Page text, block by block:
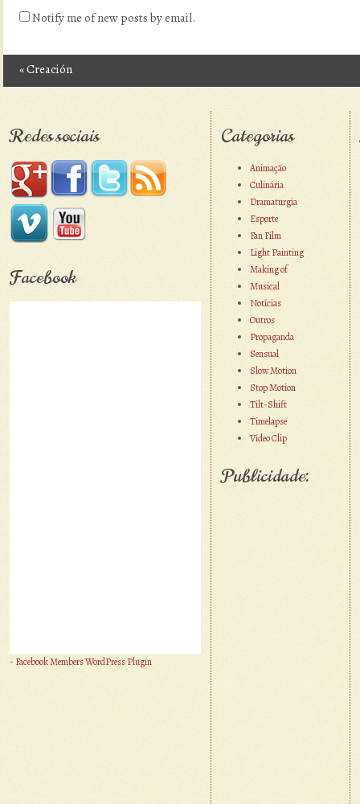
Notify me of new posts by email.
Post navigation
«Creación
Redes sociais
Facebook
- Facebook Members WordPress Plugin
Categorias
Animação
Culinária
Dramaturgia
Esporte
Fan Film
Light Painting
Making of
Musical
Notícias
Outros
Propaganda
Sensual
Slow Motion
Stop Motion
Tilt-Shift
Timelapse
Vídeo Clip
Publicidade: